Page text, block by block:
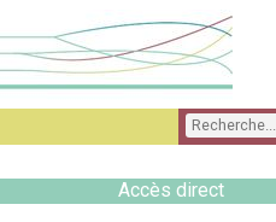
Accès direct